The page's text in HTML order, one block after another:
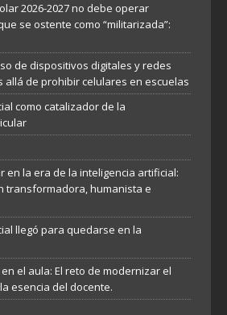
2026-2027 no debe operar
se ostente como “militarizada”:
de dispositivos digitales y redes
allá de prohibir celulares en escuelas
como catalizador de la
en la era de la inteligencia artificial:
transformadora, humanista e
llegó para quedarse en la
el aula: El reto de modernizar el
esencia del docente.